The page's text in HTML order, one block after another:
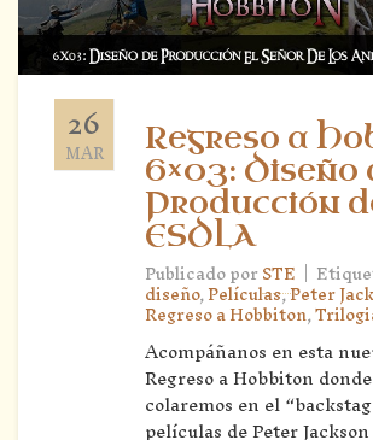
26
MAR
Regreso a
6×03: Diseño
Producción
ESDLA
Publicado porSTE |
diseño,Películas,Peter
Regreso a Hobbiton,
Acompáñanos en esta
Regreso a Hobbiton
colaremos en el
películas de Peter